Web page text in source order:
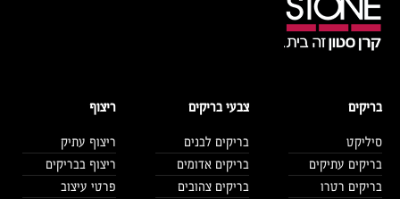
בריקים
סיליקט
בריקים עתיקים
בריקים רטרו
צבעי בריקים
בריקים לבנים
בריקים אדומים
בריקים צהובים
ריצוף
ריצוף עתיק
ריצוף בבריקים
פרטי עיצוב